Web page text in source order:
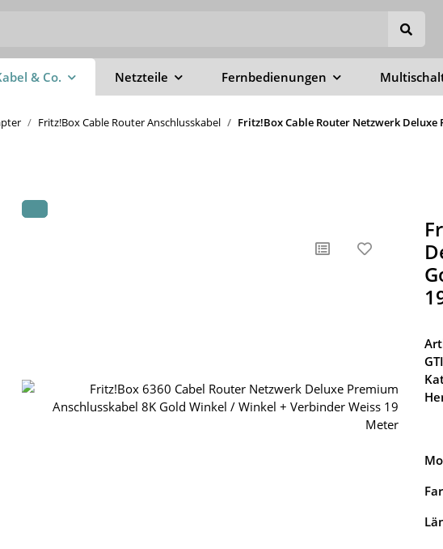
& Co. Netzteile Fernbedienungen
Fritz!Box Cable Router Anschlusskabel Fritz!Box Cable Router Netzwerk